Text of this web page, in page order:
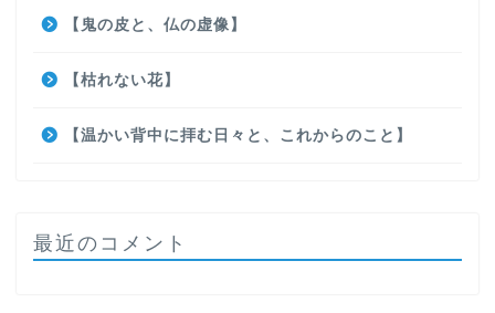
【鬼の皮と、仏の虚像】
【枯れない花】
【温かい背中に拝む日々と、これからのこと】
最近のコメント